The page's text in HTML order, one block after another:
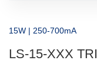
15W | 250-700mA
LS-15-XXX